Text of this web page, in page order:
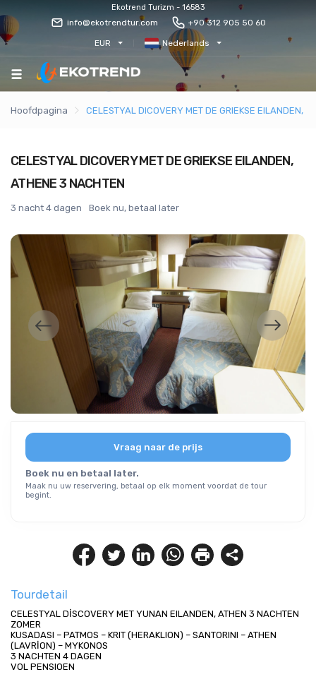
Ekotrend Turizm - 16583
info@ekotrendtur.com +90 312 905 50 60
EUR Nederlands
Hoofdpagina CELESTYAL DICOVERY MET DE GRIEKSE EILANDEN,
Tourdetail
CELESTYAL DİSCOVERY MET YUNAN EILANDEN, ATHEN 3 NACHTEN
ZOMER
KUSADASI – PATMOS – KRIT (HERAKLION) – SANTORINI – ATHEN
(LAVRİON) – MYKONOS
3 NACHTEN 4 DAGEN
VOL PENSIOEN
CELESTYAL DICOVERY MET DE GRIEKSE EILANDEN,
ATHENE 3 NACHTEN
3 nacht 4 dagen Boek nu, betaal later
Vraag naar de prijs
Boek nu en betaal later.
Maak nu uw reservering, betaal op elk moment voordat de tour
begint.